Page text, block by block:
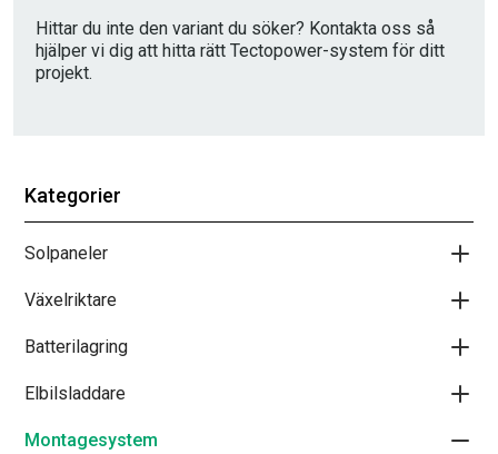
Hittar du inte den variant du söker? Kontakta oss så
hjälper vi dig att hitta rätt Tectopower-system för ditt
projekt.
Kategorier
Solpaneler
Växelriktare
Batterilagring
Elbilsladdare
Montagesystem